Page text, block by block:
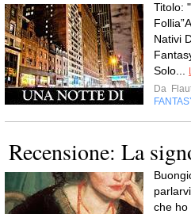
Titolo:
Nativi
Solo...
Da
Recensione: La
che ho